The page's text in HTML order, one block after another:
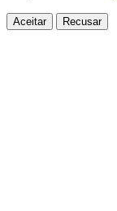
Aceitar Recusar